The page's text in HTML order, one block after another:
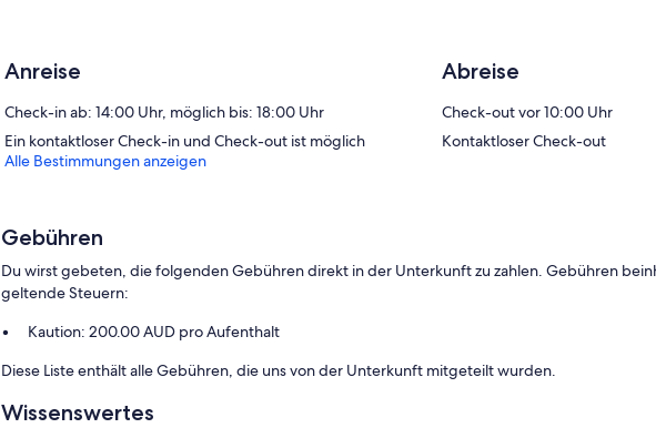
Die unten aufgeführten Freizeitaktivitäten werden entweder vor Ort oder in der Nähe
Anreise
Check-in ab: 14:00 Uhr, möglich bis: 18:00 Uhr
Ein kontaktloser Check-in und Check-out ist möglich
Abreise
Check-out vor 10:00 Uhr
Kontaktloser Check-out
Alle Bestimmungen anzeigen
Gebühren
Du wirst gebeten, die folgenden Gebühren direkt in der Unterkunft zu zahlen. Gebühren
geltende Steuern:
Kaution: 200.00 AUD pro Aufenthalt
Diese Liste enthält alle Gebühren, die uns von der Unterkunft mitgeteilt wurden.
Wissenswertes